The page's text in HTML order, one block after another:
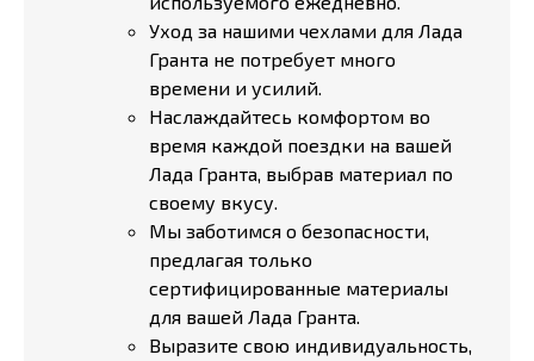
Уход за нашими чехлами для Лада
Гранта не потребует много
времени и усилий.
Наслаждайтесь комфортом во
время каждой поездки на вашей
Лада Гранта, выбрав материал по
своему вкусу.
Мы заботимся о безопасности,
предлагая только
сертифицированные материалы
для вашей Лада Гранта.
Выразите свою индивидуальность,